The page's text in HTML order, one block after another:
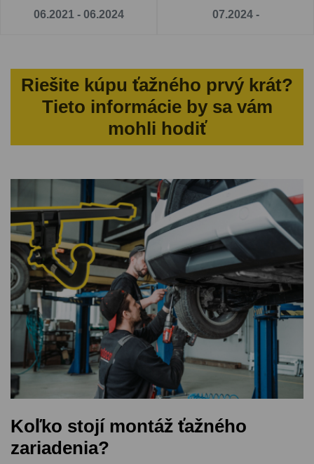
06.2021 - 06.2024 07.2024 -
Riešite kúpu ťažného prvý krát?
Tieto informácie by sa vám
mohli hodiť
Koľko stojí montáž ťažného
zariadenia?